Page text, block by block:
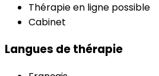
Thérapie en ligne possible
Cabinet
Langues de thérapie